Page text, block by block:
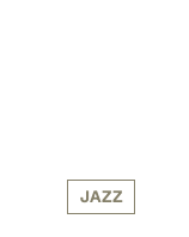
JAZZ